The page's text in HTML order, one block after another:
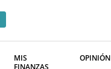
MIS
FINANZAS
OPINIÓN